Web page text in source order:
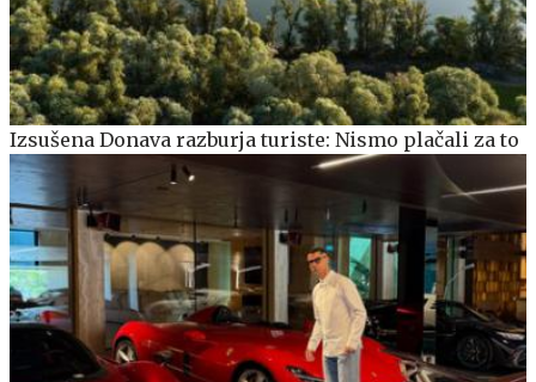
Izsušena Donava razburja turiste: Nismo plačali za to